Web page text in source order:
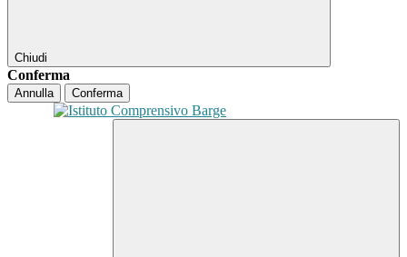
Chiudi
Conferma
Annulla Conferma